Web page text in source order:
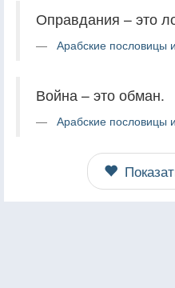
Оправдания – это
Арабские пословицы
Война – это обман.
Арабские пословицы